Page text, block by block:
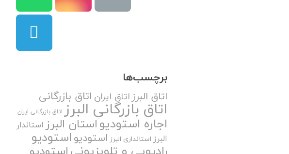
برچسب‌ها
اتاق البرزاتاق ایران اتاق بازرگانی
اتاق بازرگانی البرز اتاق بازرگانی ایران
اجاره استودیواستان البرز استاندار
البرز استانداری البرز استودیواستودیو